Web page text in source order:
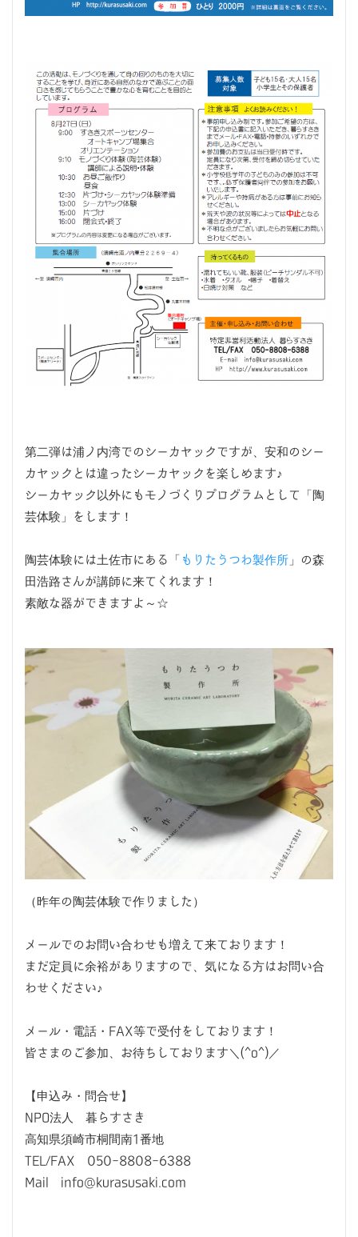
第二弾は浦ノ内湾でのシーカヤックですが、安和のシー
カヤックとは違ったシーカヤックを楽しめます♪
シーカヤック以外にもモノづくりプログラムとして「陶
芸体験」をします！
陶芸体験には土佐市にある「 もりたうつわ製作所 」の森
田浩路さんが講師に来てくれます！
素敵な器ができますよ～☆
（昨年の陶芸体験で作りました）
メールでのお問い合わせも増えて来ております！
まだ定員に余裕がありますので、気になる方はお問い合
わせください♪
メール・電話・FAX等で受付をしております！
皆さまのご参加、お待ちしております＼(^o^)／
【申込み・問合せ】
NPO法人 暮らすさき
高知県須崎市桐間南1番地
TEL/FAX 050-8808-6388
Mail info@kurasusaki.com